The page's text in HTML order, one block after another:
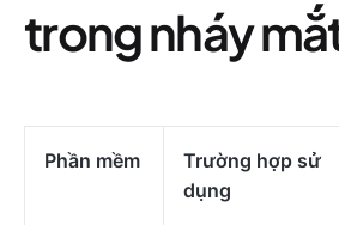
trong nháy
Phần mềm
Trường hợp sử
dụng